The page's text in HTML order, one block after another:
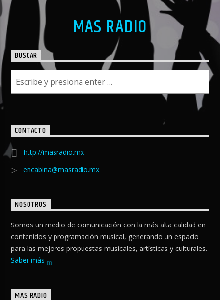
MAS RADIO
BUSCAR
CONTACTO
http://masradio.mx
encabina@masradio.mx
NOSOTROS
Somos un medio de comunicación con la más alta calidad en
contenidos y programación musical, generando un espacio
para las mejores propuestas musicales, artísticas y culturales.
Saber más
MAS RADIO